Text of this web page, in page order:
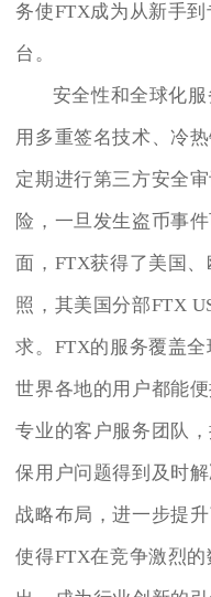
务使FTX成为从新手
台。
安全性和全球化
用多重签名技术、冷
定期进行第三方安全
险，一旦发生盗币事
面，FTX获得了美国
照，其美国分部FTX
求。FTX的服务覆盖
世界各地的用户都能
专业的客户服务团队
保用户问题得到及时
战略布局，进一步提
使得FTX在竞争激烈